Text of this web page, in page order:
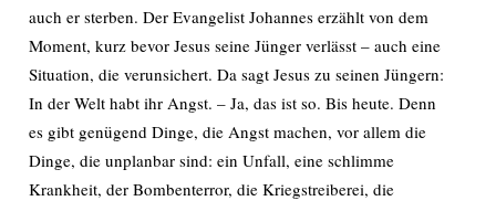
auch er sterben. Der Evangelist Johannes erzählt von dem
Moment, kurz bevor Jesus seine Jünger verlässt – auch eine
Situation, die verunsichert. Da sagt Jesus zu seinen Jüngern:
In der Welt habt ihr Angst. – Ja, das ist so. Bis heute. Denn
es gibt genügend Dinge, die Angst machen, vor allem die
Dinge, die unplanbar sind: ein Unfall, eine schlimme
Krankheit, der Bombenterror, die Kriegstreiberei, die